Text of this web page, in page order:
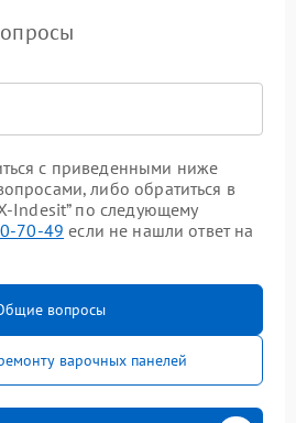
с приведенными ниже
либо обратиться в
Indesit” по следующему
70-49 если не нашли ответ на
вопросы
варочных панелей